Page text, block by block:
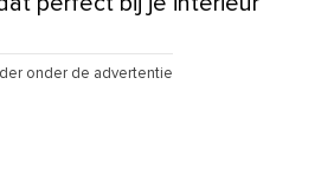
onder de advertentie